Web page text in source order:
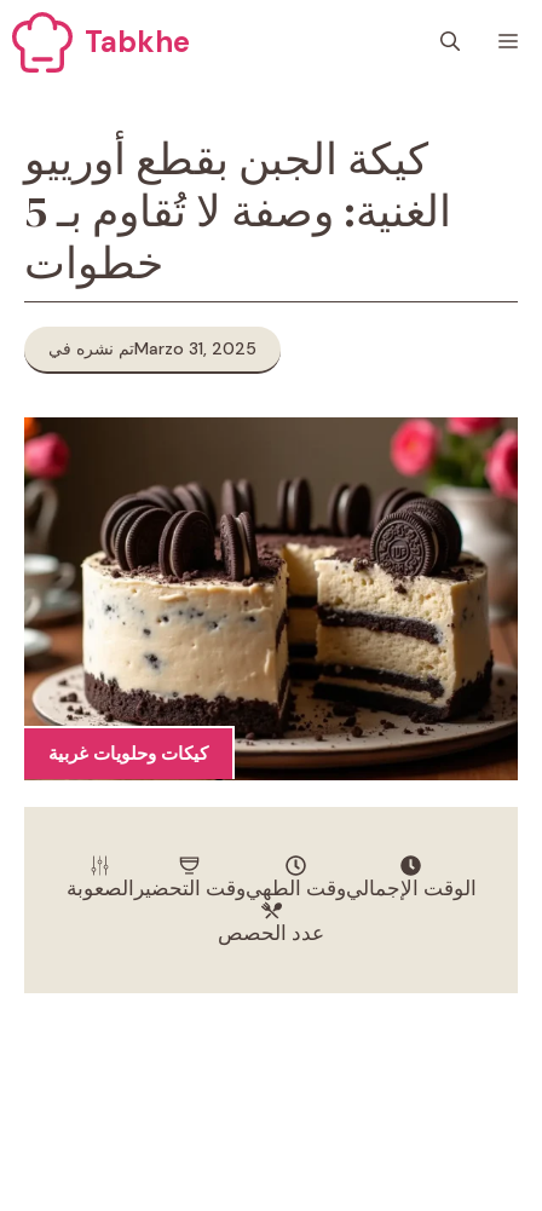
al
contenuto
Tabkhe
كيكة الجبن بقطع أورييو
الغنية: وصفة لا تُقاوم بـ 5
خطوات
تم نشره فيMarzo 31, 2025
كيكات وحلويات غربية
الصعوبة وقت التحضيروقت الطهيالوقت الإجمالي
عدد الحصص